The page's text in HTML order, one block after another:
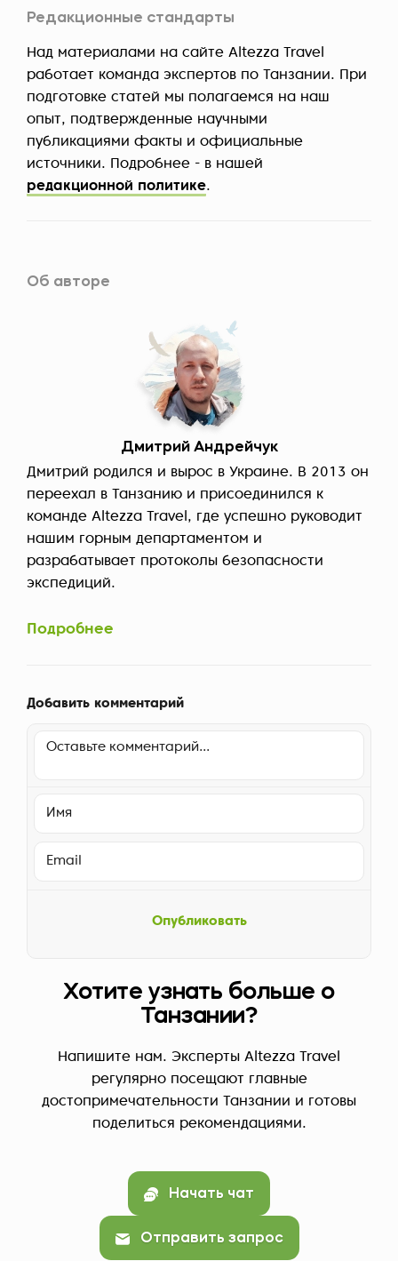
Редакционные стандарты
Над материалами на сайте Altezza Travel
работает команда экспертов по Танзании. При
подготовке статей мы полагаемся на наш
опыт, подтвержденные научными
публикациями факты и официальные
источники. Подробнее - в нашей
редакционной политике.
Об авторе
Дмитрий Андрейчук
Дмитрий родился и вырос в Украине. В 2013 он
переехал в Танзанию и присоединился к
команде Altezza Travel, где успешно руководит
нашим горным департаментом и
разрабатывает протоколы безопасности
экспедиций.
Подробнее
Добавить комментарий
Опубликовать
Хотите узнать больше о
Танзании?
Напишите нам. Эксперты Altezza Travel
регулярно посещают главные
достопримечательности Танзании и готовы
поделиться рекомендациями.
Начать чат
Отправить запрос